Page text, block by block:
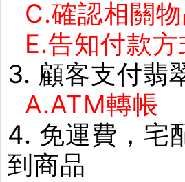
C.確認相
E.告知付
3. 顧客支付翡
A.ATM轉帳
4. 免運費，宅
到商品